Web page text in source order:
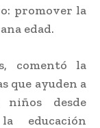
promover la
edad.
comentó la
que ayuden a
desde
educación